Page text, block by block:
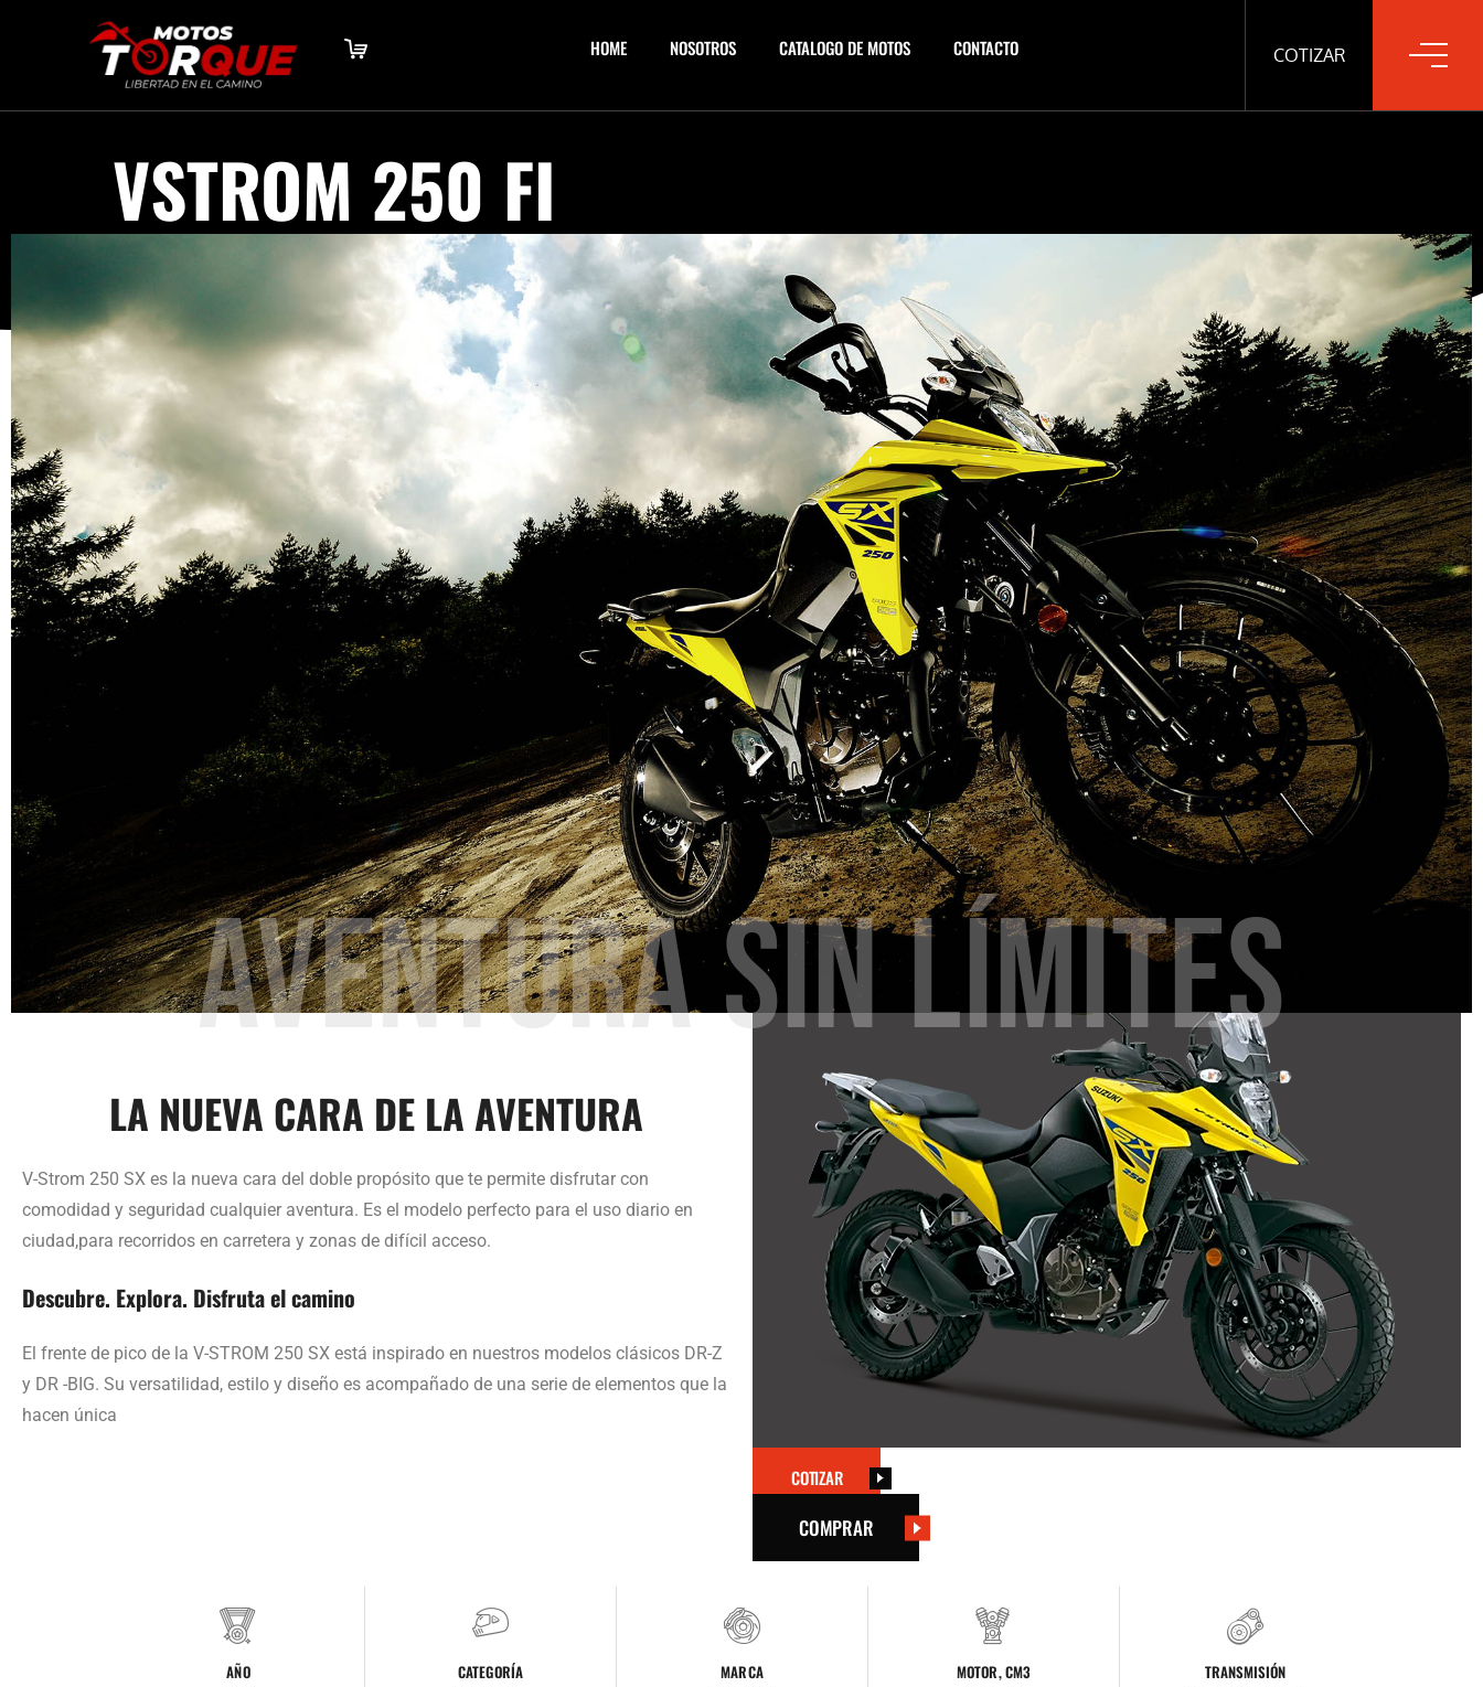
HOME NOSOTROS CATALOGO DE MOTOS CONTACTO COTIZAR
VSTROM 250 FI
Aventura sin límites
LA NUEVA CARA DE LA AVENTURA
V-Strom 250 SX es la nueva cara del doble propósito que te permite disfrutar con
comodidad y seguridad cualquier aventura. Es el modelo perfecto para el uso diario en
ciudad,para recorridos en carretera y zonas de difícil acceso.
Descubre. Explora. Disfruta el camino
El frente de pico de la V-STROM 250 SX está inspirado en nuestros modelos clásicos DR-Z
y DR -BIG. Su versatilidad, estilo y diseño es acompañado de una serie de elementos que la
hacen única
COTIZAR
COMPRAR
AÑO CATEGORÍA MARCA MOTOR, CM3 TRANSMISIÓN